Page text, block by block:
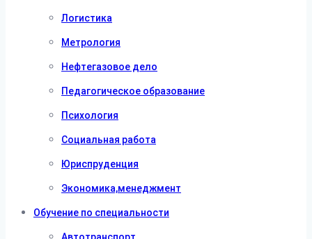
Логистика
Метрология
Нефтегазовое дело
Педагогическое образование
Психология
Социальная работа
Юриспруденция
Экономика,менеджмент
Обучение по специальности